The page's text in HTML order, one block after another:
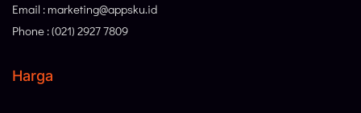
Email : marketing@appsku.id
Phone : (021) 2927 7809
Harga